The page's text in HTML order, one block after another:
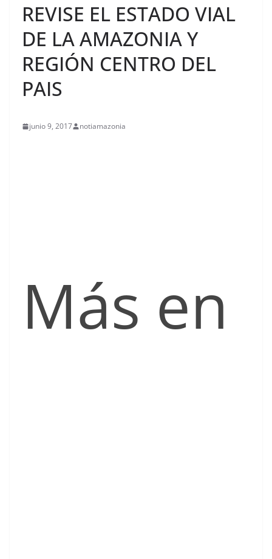
REVISE EL ESTADO VIAL
DE LA AMAZONIA Y
REGIÓN CENTRO DEL
PAIS
junio 9, 2017 notiamazonia
Más en